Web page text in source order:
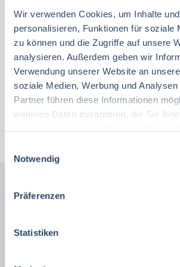
Wir verwenden Cookies, um Inhalte
personalisieren, Funktionen für soziale
zu können und die Zugriffe auf unsere
analysieren. Außerdem geben wir
Verwendung unserer Website an
soziale Medien, Werbung und
Partner führen diese Informationen
weiteren Daten zusammen, die Sie
Notwendig
Präferenzen
Statistiken
Familienunternehmen in der
über 75 Jahren Erfahrung. Als
Marinaden,...
10-07-2026 VAN HEES GmbH
Jobs per E-Mail Suche speichern
Nach Kategorien Nach
Nach Funktion